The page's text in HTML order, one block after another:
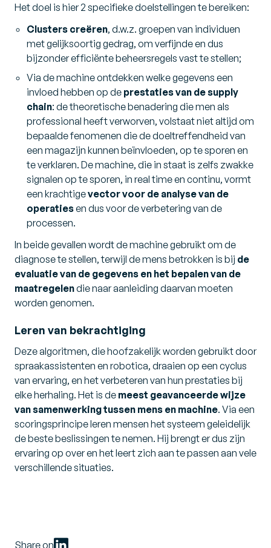
Het doel is hier 2 specifieke doelstellingen te bereiken:
Clusters creëren, d.w.z. groepen van individuen
met gelijksoortig gedrag, om verfijnde en dus
bijzonder efficiënte beheersregels vast te stellen;
Via de machine ontdekken welke gegevens een
invloed hebben op de prestaties van de supply
chain: de theoretische benadering die men als
professional heeft verworven, volstaat niet altijd om
bepaalde fenomenen die de doeltreffendheid van
een magazijn kunnen beïnvloeden, op te sporen en
te verklaren. De machine, die in staat is zelfs zwakke
signalen op te sporen, in real time en continu, vormt
een krachtigevector voor de analyse van de
operatiesen dus voor de verbetering van de
processen.
In beide gevallen wordt de machine gebruikt om de
diagnose te stellen, terwijl de mens betrokken is bij de
evaluatie van de gegevens en het bepalen van de
maatregelendie naar aanleiding daarvan moeten
worden genomen.
Leren van bekrachtiging
Deze algoritmen, die hoofzakelijk worden gebruikt door
spraakassistenten en robotica, draaien op een cyclus
van ervaring, en het verbeteren van hun prestaties bij
elke herhaling. Het is de meest geavanceerde wijze
van samenwerking tussen mens en machine. Via een
scoringsprincipe leren mensen het systeem geleidelijk
de beste beslissingen te nemen. Hij brengt er dus zijn
ervaring op over en het leert zich aan te passen aan vele
verschillende situaties.
Share on